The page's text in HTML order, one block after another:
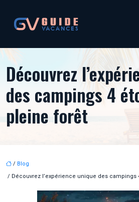
Découvrez
des campings 4
pleine forêt
/ Blog
/ Découvrez l’expérience unique des campings